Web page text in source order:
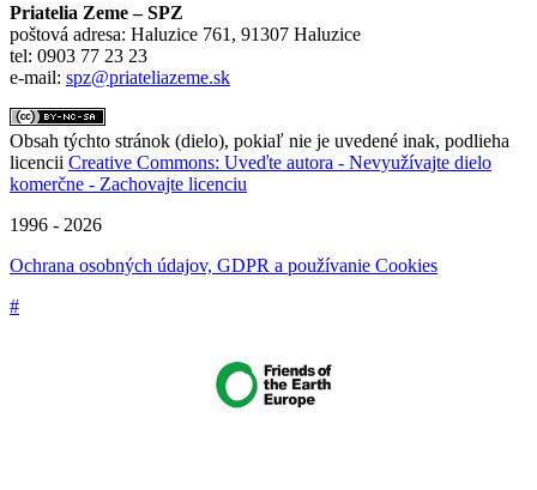
Priatelia Zeme – SPZ
poštová adresa: Haluzice 761, 91307 Haluzice
tel: 0903 77 23 23
e-mail: spz@priateliazeme.sk
Obsah týchto stránok (dielo), pokiaľ nie je uvedené inak, podlieha
licencii Creative Commons: Uveďte autora - Nevyužívajte dielo
komerčne - Zachovajte licenciu
1996 - 2026
Ochrana osobných údajov, GDPR a používanie Cookies
#